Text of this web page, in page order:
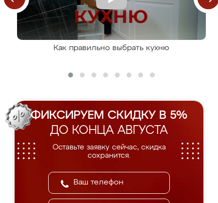
Как правильно выбрать кухню
ФИКСИРУЕМ СКИДКУ В 5%
ДО КОНЦА АВГУСТА
Оставьте заявку сейчас, скидка
сохранится.